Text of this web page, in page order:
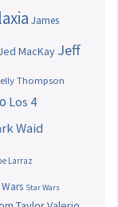
James
MacKay Jeff
Thompson
Los 4
Waid
Larraz
Star Wars